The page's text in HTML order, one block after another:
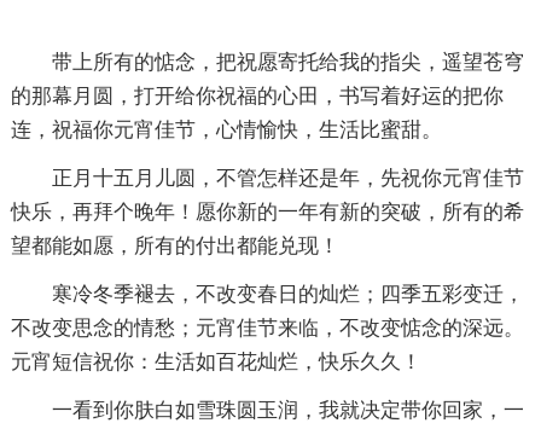
带上所有的惦念，把祝愿寄托给我的指尖，遥望苍穹
的那幕月圆，打开给你祝福的心田，书写着好运的把你
连，祝福你元宵佳节，心情愉快，生活比蜜甜。
正月十五月儿圆，不管怎样还是年，先祝你元宵佳节
快乐，再拜个晚年！愿你新的一年有新的突破，所有的希
望都能如愿，所有的付出都能兑现！
寒冷冬季褪去，不改变春日的灿烂；四季五彩变迁，
不改变思念的情愁；元宵佳节来临，不改变惦念的深远。
元宵短信祝你：生活如百花灿烂，快乐久久！
一看到你肤白如雪珠圆玉润，我就决定带你回家，一